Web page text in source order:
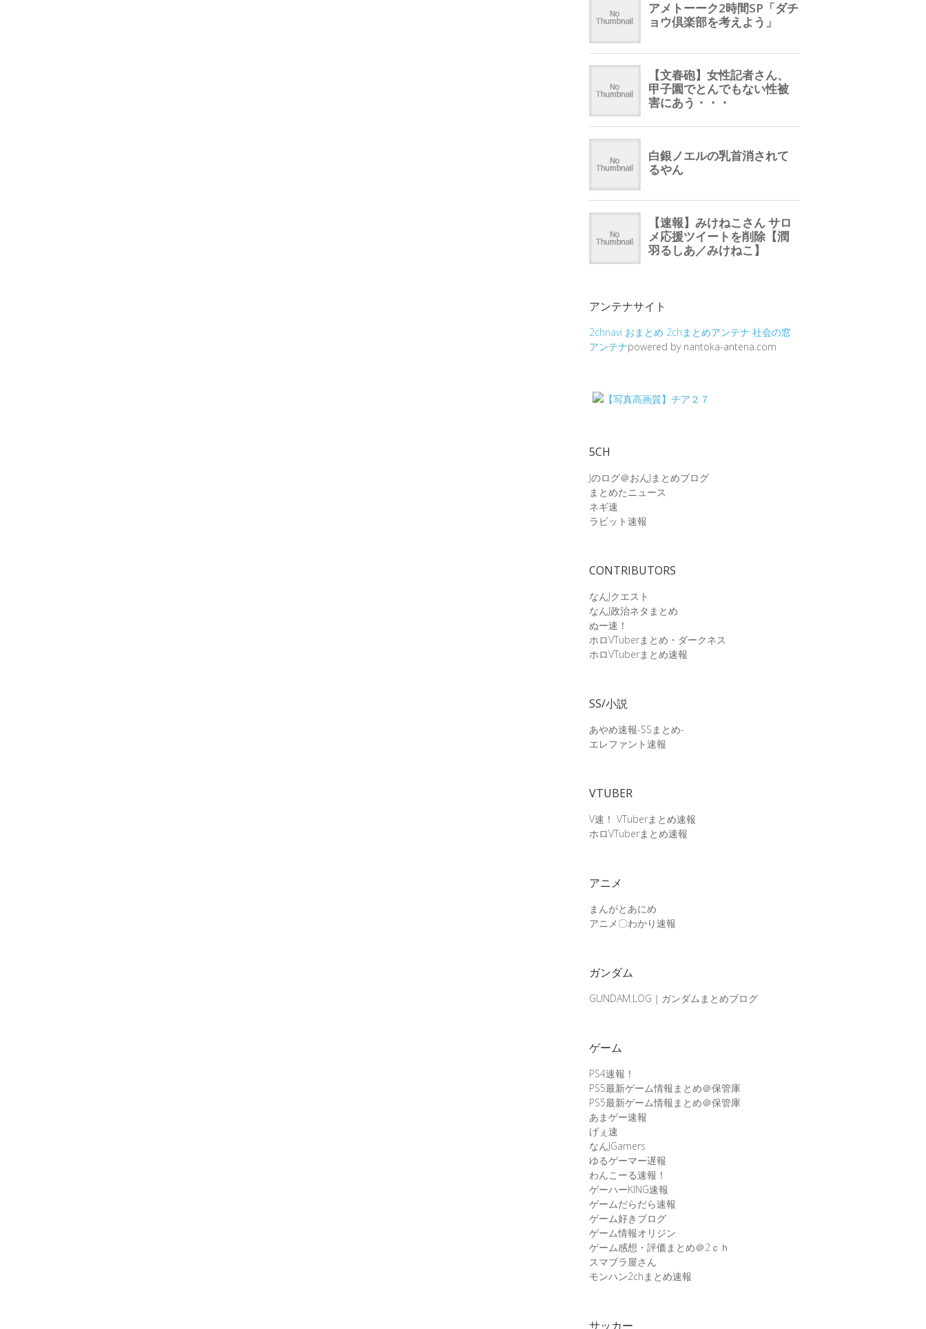
アンテナサイト
2chnavi おまとめ 2chまとめアンテナ 社会の窓
アンテナpowered by nantoka-antena.com
5CH
Jのログ＠おんJまとめブログ
まとめたニュース
ネギ速
ラビット速報
CONTRIBUTORS
なんJクエスト
なんJ政治ネタまとめ
ぬー速！
ホロVTuberまとめ・ダークネス
ホロVTuberまとめ速報
SS/小説
あやめ速報-SSまとめ-
エレファント速報
VTUBER
V速！ VTuberまとめ速報
ホロVTuberまとめ速報
アニメ
まんがとあにめ
アニメ〇わかり速報
ガンダム
GUNDAM.LOG｜ガンダムまとめブログ
ゲーム
PS4速報！
PS5最新ゲーム情報まとめ＠保管庫
PS5最新ゲーム情報まとめ＠保管庫
あまゲー速報
げぇ速
なんJGamers
ゆるゲーマー遅報
わんこーる速報！
ゲーハーKING速報
ゲームだらだら速報
ゲーム好きブログ
ゲーム情報オリジン
ゲーム感想・評価まとめ＠2ｃｈ
スマブラ屋さん
モンハン2chまとめ速報
サッカー